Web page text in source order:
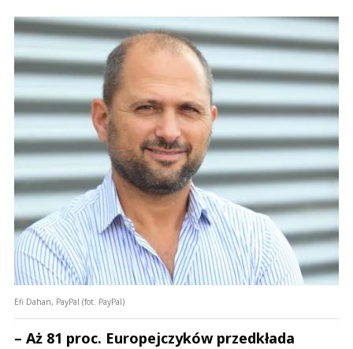
Efi Dahan, PayPal (fot. PayPal)
– Aż 81 proc. Europejczyków przedkłada